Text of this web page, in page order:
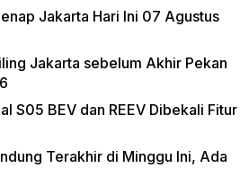
Jakarta Hari Ini 07 Agustus
Jakarta sebelum Akhir Pekan
S05 BEV dan REEV Dibekali Fitur
Terakhir di Minggu Ini, Ada